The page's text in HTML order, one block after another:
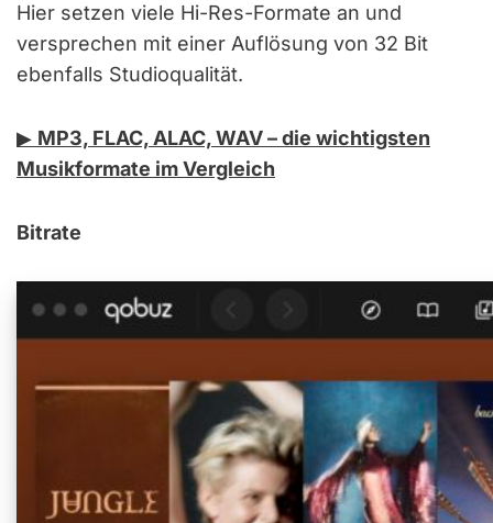
Hier setzen viele Hi-Res-Formate an und
versprechen mit einer Auflösung von 32 Bit
ebenfalls Studioqualität.
▶︎ MP3, FLAC, ALAC, WAV – die wichtigsten
Musikformate im Vergleich
Bitrate